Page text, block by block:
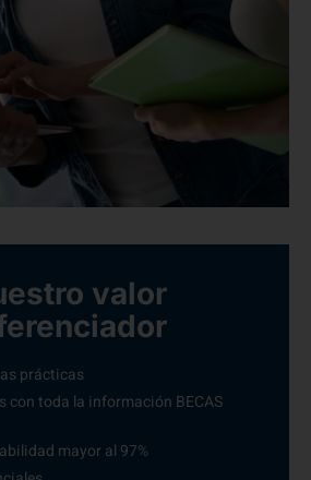
valor
prácticas
con toda la información BECAS
mayor al 97%